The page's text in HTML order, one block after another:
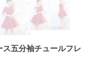
五分袖チュールフレ